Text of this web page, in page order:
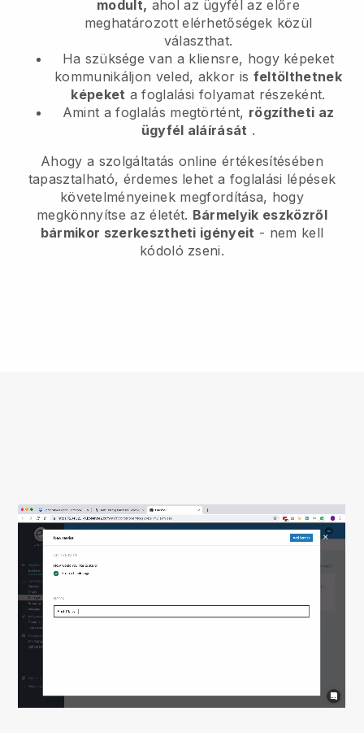
modult, ahol az ügyfél az előre
meghatározott elérhetőségek közül
választhat.
Ha szüksége van a kliensre, hogy képeket
kommunikáljon veled, akkor is feltölthetnek
képeket a foglalási folyamat részeként.
Amint a foglalás megtörtént, rögzítheti az
ügyfél aláírását .
Ahogy a szolgáltatás online értékesítésében
tapasztalható, érdemes lehet a foglalási lépések
követelményeinek megfordítása, hogy
megkönnyítse az életét. Bármelyik eszközről
bármikor szerkesztheti igényeit - nem kell
kódoló zseni.